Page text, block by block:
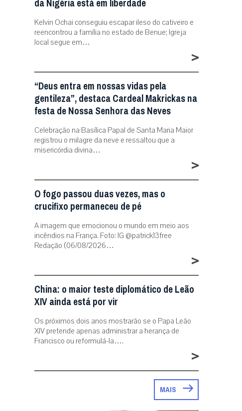
Kelvin Ochai conseguiu escapar ileso do cativeiro e
reencontrou a família no estado de Benue; Igreja
local segue em…
>
“Deus entra em nossas vidas pela
gentileza”, destaca Cardeal Makrickas na
festa de Nossa Senhora das Neves
Celebração na Basílica Papal de Santa Maria Maior
registrou o milagre da neve e ressaltou que a
misericórdia divina…
>
O fogo passou duas vezes, mas o
crucifixo permaneceu de pé
A imagem que emocionou o mundo em meio aos
incêndios na França. Foto: IG @patrick13free
Redação (06/08/2026…
>
China: o maior teste diplomático de Leão
XIV ainda está por vir
Os próximos dois anos mostrarão se o Papa Leão
XIV pretende apenas administrar a herança de
Francisco ou reformulá-la….
>
MAIS